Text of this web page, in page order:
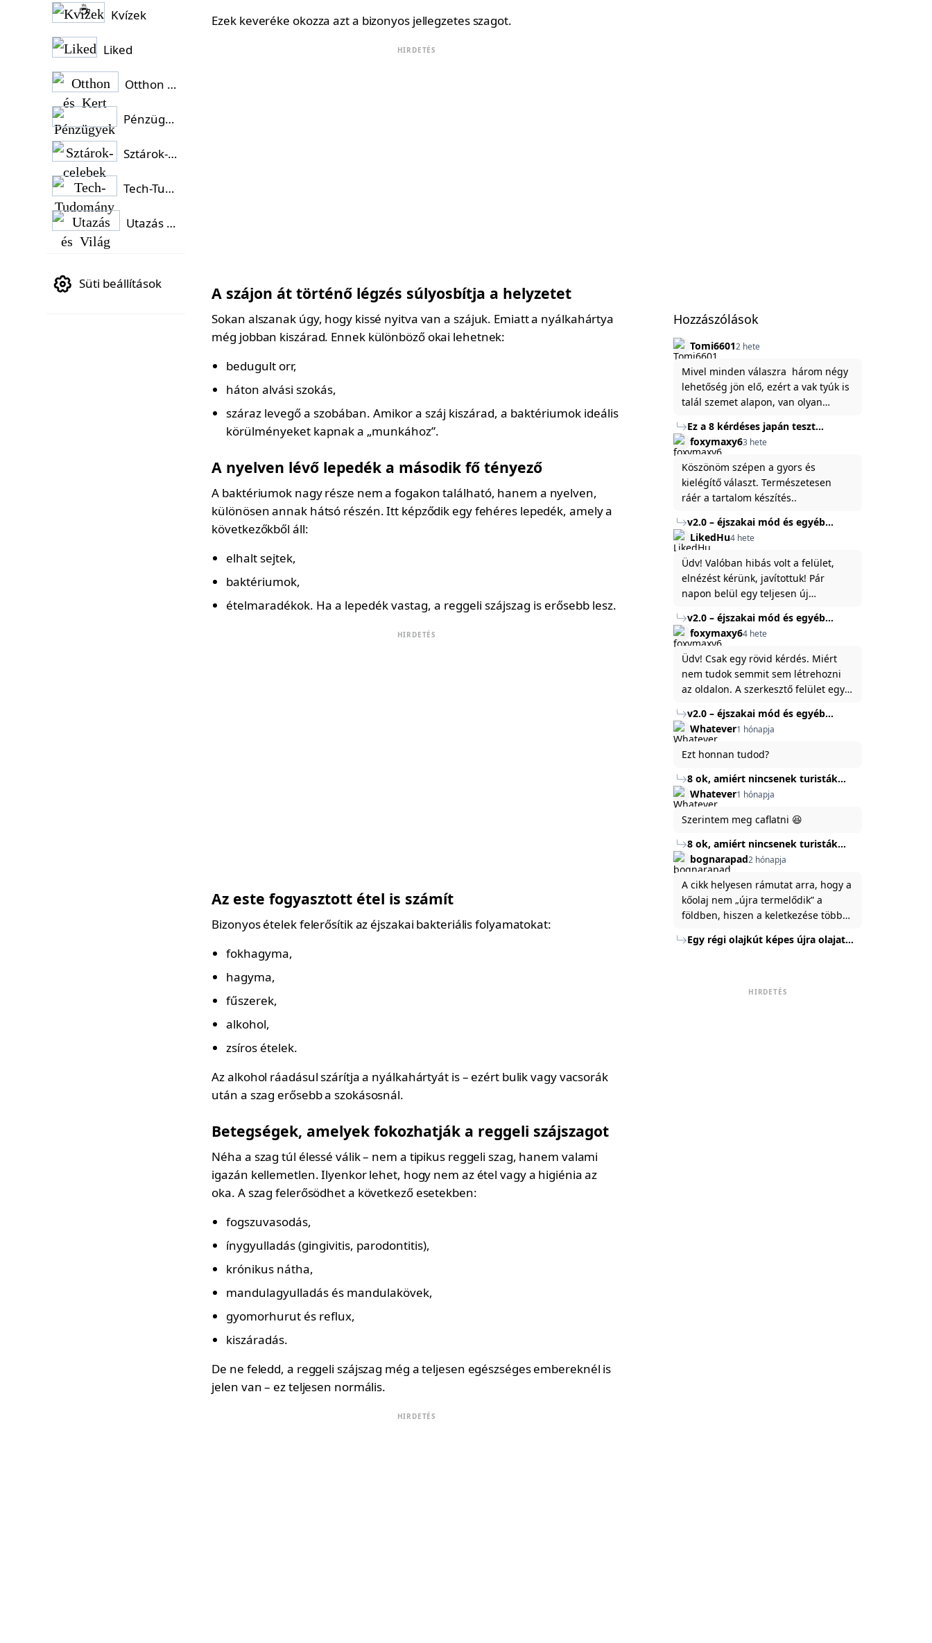
Ezek keveréke okozza azt a bizonyos jellegzetes szagot.
HIRDETÉS
A szájon át történő légzés súlyosbítja a helyzetet
Sokan alszanak úgy, hogy kissé nyitva van a szájuk. Emiatt a nyálkahártya
még jobban kiszárad. Ennek különböző okai lehetnek:
bedugult orr,
háton alvási szokás,
száraz levegő a szobában. Amikor a száj kiszárad, a baktériumok ideális
körülményeket kapnak a „munkához”.
A nyelven lévő lepedék a második fő tényező
A baktériumok nagy része nem a fogakon található, hanem a nyelven,
különösen annak hátsó részén. Itt képződik egy fehéres lepedék, amely a
következőkből áll:
elhalt sejtek,
baktériumok,
ételmaradékok. Ha a lepedék vastag, a reggeli szájszag is erősebb lesz.
HIRDETÉS
Az este fogyasztott étel is számít
Bizonyos ételek felerősítik az éjszakai bakteriális folyamatokat:
fokhagyma,
hagyma,
fűszerek,
alkohol,
zsíros ételek.
Az alkohol ráadásul szárítja a nyálkahártyát is – ezért bulik vagy vacsorák
után a szag erősebb a szokásosnál.
Betegségek, amelyek fokozhatják a reggeli szájszagot
Néha a szag túl élessé válik – nem a tipikus reggeli szag, hanem valami
igazán kellemetlen. Ilyenkor lehet, hogy nem az étel vagy a higiénia az
oka. A szag felerősödhet a következő esetekben:
fogszuvasodás,
ínygyulladás (gingivitis, parodontitis),
krónikus nátha,
mandulagyulladás és mandulakövek,
gyomorhurut és reflux,
kiszáradás.
De ne feledd, a reggeli szájszag még a teljesen egészséges embereknél is
jelen van – ez teljesen normális.
HIRDETÉS
Hozzászólások
Tomi66012 hete
Mivel minden válaszra három négy
lehetőség jön elő, ezért a vak tyúk is
talál szemet alapon, van olyan
Ez a 8 kérdéses japán teszt
hibátlanul feltárja az igazságot
rólad
foxymaxy63 hete
Köszönöm szépen a gyors és
kielégítő választ. Természetesen
ráér a tartalom készítés..
v2.0 – éjszakai mód és egyéb
fejlesztések
LikedHu4 hete
Üdv! Valóban hibás volt a felület,
elnézést kérünk, javítottuk! Pár
napon belül egy teljesen új
weboldal legújabb, 3.0-ás verzióját,
és vélhetően ez zavart be kicsit.Egy
baráti megjegyzés: ha nem fontos
és tud várni néhány napot a
tartalom, amit készíteni
szeretnél, inkább várj néhány napot,
mert ég és föld lesz a különbség a
jelenlegi rendszer és az új között -
legfőképpen egyébként épp
tartalomkészítési szempontból! :)
v2.0 – éjszakai mód és egyéb
fejlesztések
foxymaxy64 hete
Üdv! Csak egy rövid kérdés. Miért
nem tudok semmit sem létrehozni
az oldalon. A szerkesztő felület egy
Köszönöm ha válaszoltok.
v2.0 – éjszakai mód és egyéb
fejlesztések
Whatever1 hónapja
Ezt honnan tudod?
8 ok, amiért nincsenek turisták
Törökország Fekete-tenger felőli
partján
Whatever1 hónapja
Szerintem meg caflatni 😆
8 ok, amiért nincsenek turisták
Törökország Fekete-tenger felőli
partján
bognarapad2 hónapja
A cikk helyesen rámutat arra, hogy a
kőolaj nem „újra termelődik” a
földben, hiszen a keletkezése több
Energiaügyi Minisztériuma szerint a
kőzetben marad. A
Egy régi olajkút képes újra olajat
HIRDETÉS
Kvízek
Liked
Otthon és Kert
Pénzügyek
Sztárok-celebek
Tech-Tudomány
Utazás és Világ
Süti beállítások